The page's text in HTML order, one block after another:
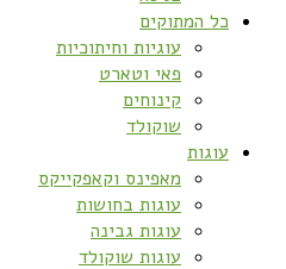
כל המתוקים
עוגיות וחיתוכיות
פאי וטארט
קינוחים
שוקולד
עוגות
מאפינס וקאפקייקס
עוגות בחושות
עוגות גבינה
עוגות שוקולד